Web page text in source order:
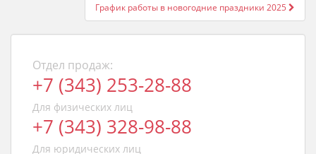
График работы в новогодние праздники 2025
Отдел продаж:
+7 (343) 253-28-88
Для физических лиц
+7 (343) 328-98-88
Для юридических лиц